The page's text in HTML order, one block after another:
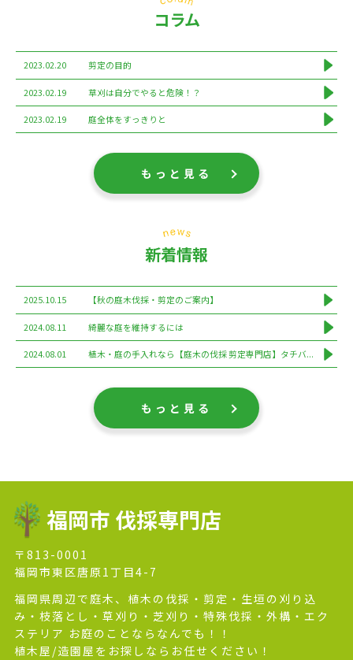
コラム
2023.02.20 剪定の目的
2023.02.19 草刈は自分でやると危険！？
2023.02.19 庭全体をすっきりと
もっと見る
新着情報
2025.10.15 【秋の庭木伐採・剪定のご案内】
2024.08.11 綺麗な庭を維持するには
2024.08.01 植木・庭の手入れなら【庭木の伐採 剪定専門店】タチバ...
もっと見る
福岡市 伐採専門店
〒813-0001
福岡市東区唐原1丁目4-7
福岡県周辺で庭木、植木の伐採・剪定・生垣の刈り込
み・枝落とし・草刈り・芝刈り・特殊伐採・外構・エク
ステリア お庭のことならなんでも！！
植木屋/造園屋をお探しならお任せください！